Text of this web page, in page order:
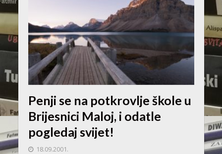
Penji se na potkrovlje škole u
Brijesnici Maloj, i odatle
pogledaj svijet!
18.09.2001.